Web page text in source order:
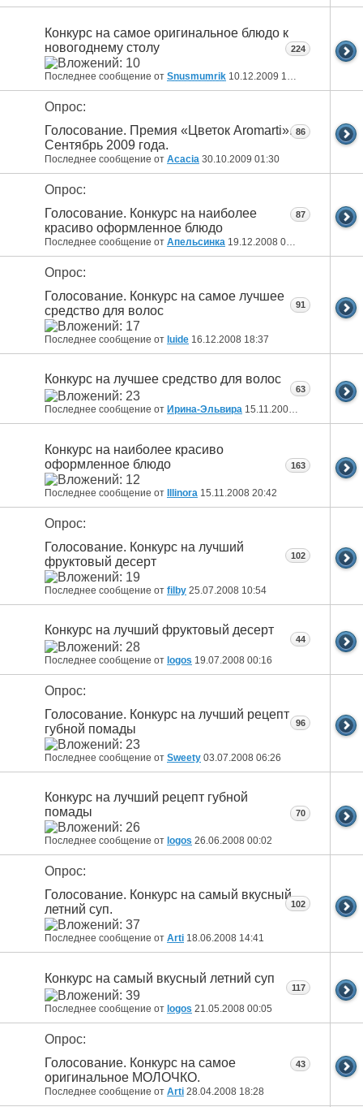
Конкурс на самое оригинальное блюдо к
новогоднему столу
Последнее сообщение от Snusmumrik 10.12.2009 18:34
224
Опрос:
Голосование. Премия «Цветок Aromarti».
Сентябрь 2009 года.
Последнее сообщение от Acacia 30.10.2009 01:30
86
Опрос:
Голосование. Конкурс на наиболее
красиво оформленное блюдо
Последнее сообщение от Апельсинка 19.12.2008 09:20
87
Опрос:
Голосование. Конкурс на самое лучшее
средство для волос
Последнее сообщение от luide 16.12.2008 18:37
91
Конкурс на лучшее средство для волос
Последнее сообщение от Ирина-Эльвира 15.11.2008 21:55
63
Конкурс на наиболее красиво
оформленное блюдо
Последнее сообщение от Illinora 15.11.2008 20:42
163
Опрос:
Голосование. Конкурс на лучший
фруктовый десерт
Последнее сообщение от filby 25.07.2008 10:54
102
Конкурс на лучший фруктовый десерт
Последнее сообщение от logos 19.07.2008 00:16
44
Опрос:
Голосование. Конкурс на лучший рецепт
губной помады
Последнее сообщение от Sweety 03.07.2008 06:26
96
Конкурс на лучший рецепт губной
помады
Последнее сообщение от logos 26.06.2008 00:02
70
Опрос:
Голосование. Конкурс на самый вкусный
летний суп.
Последнее сообщение от Arti 18.06.2008 14:41
102
Конкурс на самый вкусный летний суп
Последнее сообщение от logos 21.05.2008 00:05
117
Опрос:
Голосование. Конкурс на самое
оригинальное МОЛОЧКО.
Последнее сообщение от Arti 28.04.2008 18:28
43